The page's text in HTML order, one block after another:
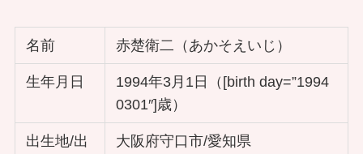
名前 赤楚衛二（あかそえいじ）
生年月日
1994年3月1日（[birth day=”1994
0301″]歳）
出生地/出
大阪府守口市/愛知県